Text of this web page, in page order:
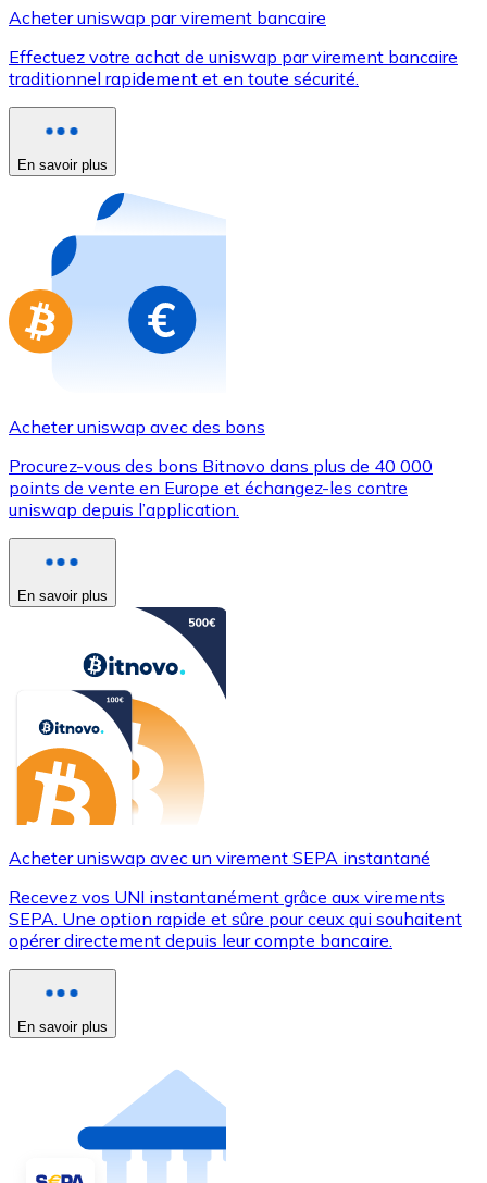
Utilisez les cartes Visa et Mastercard pour acheter
Acheter avec carte
Nouveau
Achetez des cartes-cadeaux de vos marques
Aller à la boutique de cartes-cadeaux
Acheter uniswap par virement bancaire
Effectuez votre achat de uniswap par virement bancaire
traditionnel rapidement et en toute sécurité.
En savoir plus
Acheter uniswap avec des bons
Procurez-vous des bons Bitnovo dans plus de 40 000
points de vente en Europe et échangez-les contre
uniswap depuis l’application.
En savoir plus
Acheter uniswap avec un virement SEPA instantané
Recevez vos UNI instantanément grâce aux virements
SEPA. Une option rapide et sûre pour ceux qui souhaitent
opérer directement depuis leur compte bancaire.
En savoir plus